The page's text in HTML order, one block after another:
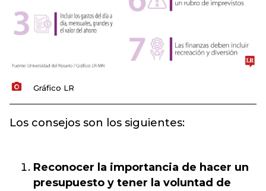
Gráfico LR
Los consejos son los siguientes:
Reconocer la importancia de hacer un
presupuesto y tener la voluntad de